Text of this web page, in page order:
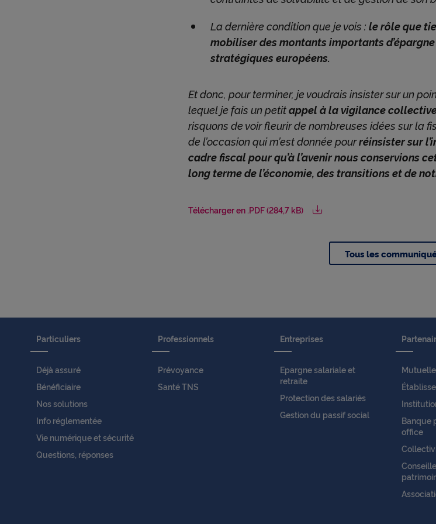
La dernière condition que je vois : le rôle que
mobiliser des montants importants
stratégiques européens.
Et donc, pour terminer, je voudrais insister sur un
lequel je fais un petitappel à la vigilance
risquons de voir fleurir de nombreuses idées sur la
de l’occasion qui m’est donnée pourréinsister sur
cadre fiscal pour qu’à l’avenir nous conservions
long terme de l’économie, des transitions et de
Télécharger en .PDF (284,7 kB)
Tous les
Particuliers
Déjà assuré
Bénéficiaire
Nos solutions
Info réglementée
Vie numérique et sécurité
Questions, réponses
Professionnels
Prévoyance
Santé TNS
Entreprises
Epargne salariale et
retraite
Protection des salariés
Gestion du passif social
Mutuelle
Banque
office